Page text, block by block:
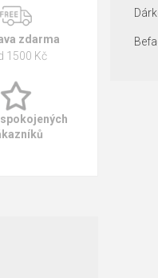
zdarma
1500 Kč